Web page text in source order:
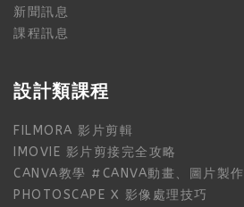
新聞訊息
課程訊息
設計類課程
FILMORA 影片剪輯
IMOVIE 影片剪接完全攻略
CANVA教學 #CANVA動畫、圖片製作
PHOTOSCAPE X 影像處理技巧